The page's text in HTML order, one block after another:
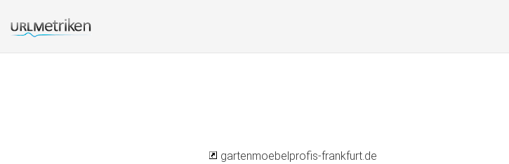
gartenmoebelprofis-frankfurt.de